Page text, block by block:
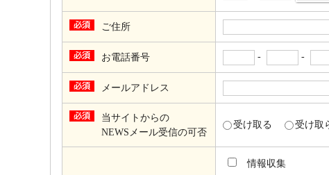
ご住所
お電話番号 - -
メールアドレス
当サイトからの
NEWSメール受信の可否
受け取る 受け
情報収集